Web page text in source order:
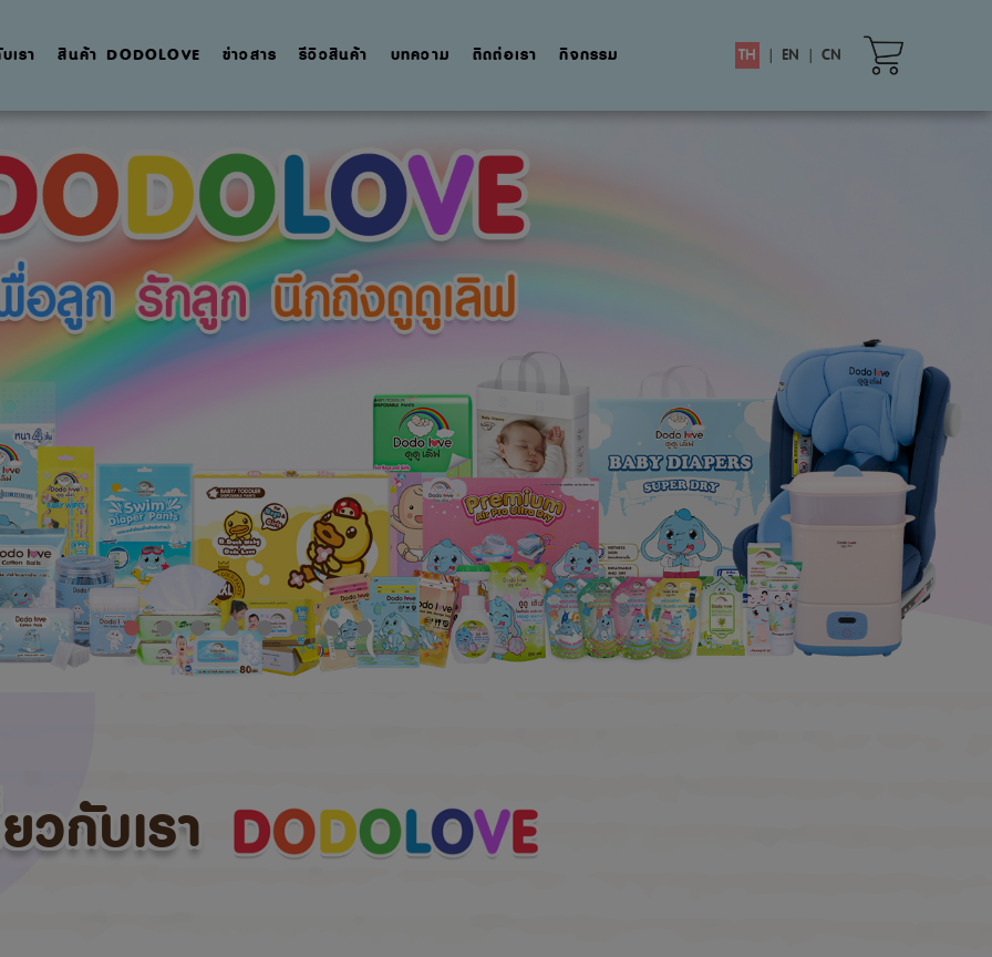
เรา สินค้า DODOLOVE ข่าวสาร รีวิวสินค้า บทความ ติดต่อเรา กิจกรรม TH | EN | CN
วกับเรา